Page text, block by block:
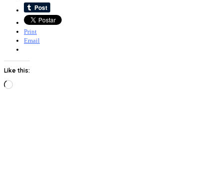
Print
Email
Like this:
Loading…